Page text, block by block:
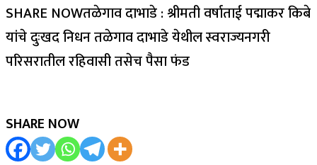
SHARE NOWतळेगाव दाभाडे : श्रीमती वर्षाताई पद्माकर किबे
यांचे दुःखद निधन तळेगाव दाभाडे येथील स्वराज्यनगरी
परिसरातील रहिवासी तसेच पैसा फंड
SHARE NOW